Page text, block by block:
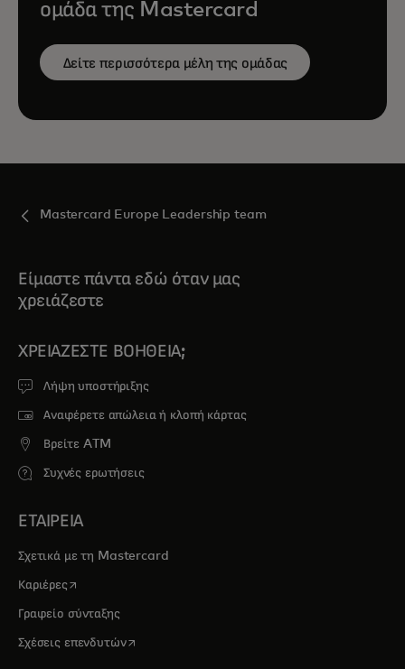
ομάδα της Mastercard
Δείτε περισσότερα μέλη της ομάδας
Mastercard Europe Leadership team
Είμαστε πάντα εδώ όταν μας
χρειάζεστε
ΧΡΕΙΆΖΕΣΤΕ ΒΟΉΘΕΙΑ;
Λήψη υποστήριξης
Αναφέρετε απώλεια ή κλοπή κάρτας
Βρείτε ATM
Συχνές ερωτήσεις
ΕΤΑΙΡΕΙΑ
Σχετικά με τη Mastercard
Καριέρεςopens in a new tab
Γραφείο σύνταξης
Σχέσεις επενδυτώνopens in a new tab